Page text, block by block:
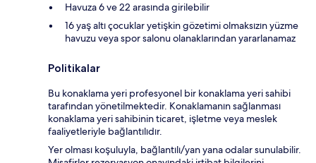
Havuza 6 ve 22 arasında girilebilir
16 yaş altı çocuklar yetişkin gözetimi olmaksızın yüzme
havuzu veya spor salonu olanaklarından yararlanamaz
Politikalar
Bu konaklama yeri profesyonel bir konaklama yeri sahibi
tarafından yönetilmektedir. Konaklamanın sağlanması
konaklama yeri sahibinin ticaret, işletme veya meslek
faaliyetleriyle bağlantılıdır.
Yer olması koşuluyla, bağlantılı/yan yana odalar sunulabilir.